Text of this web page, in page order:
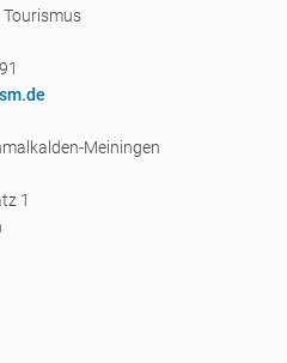
Meiningen
1